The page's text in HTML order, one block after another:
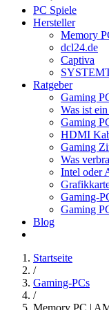
PC Spiele
Hersteller
Memory
dcl24.de
Captiva
Ratgeber
Gaming
Was ist
Gaming
HDMI
Gaming
Was
Intel oder
Gaming-
Gaming
Blog
Startseite
/
Gaming-PCs
/
Memory PC |